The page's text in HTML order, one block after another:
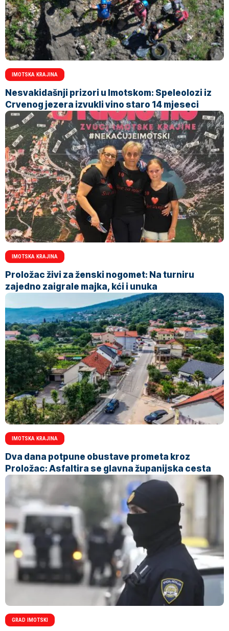
IMOTSKA KRAJINA
Nesvakidašnji prizori u Imotskom: Speleolozi iz
Crvenog jezera izvukli vino staro 14 mjeseci
IMOTSKA KRAJINA
Proložac živi za ženski nogomet: Na turniru
zajedno zaigrale majka, kći i unuka
IMOTSKA KRAJINA
Dva dana potpune obustave prometa kroz
Proložac: Asfaltira se glavna županijska cesta
GRAD IMOTSKI